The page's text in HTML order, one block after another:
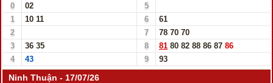
0 02
5
1
10 11 6
61
2
7 78 70 70
3
36 35 8 81 80 82 88 86 87 86
4
43 9 93
Ninh Thuận - 17/07/26